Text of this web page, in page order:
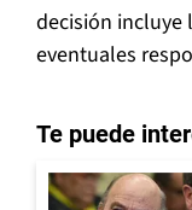
decisión incluye
eventuales
Te puede